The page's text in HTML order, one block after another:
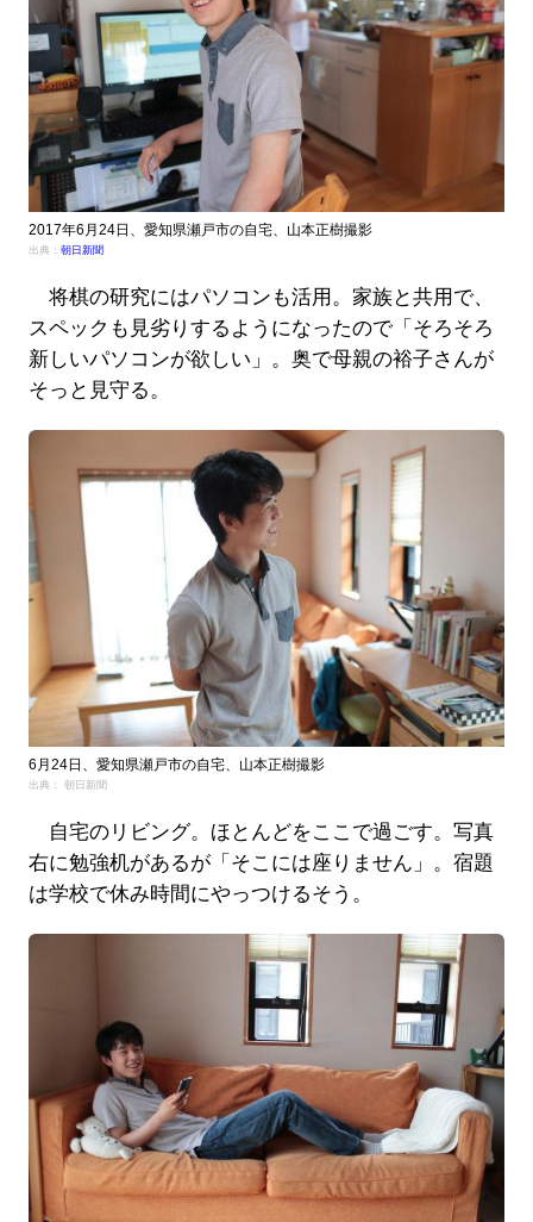
2017年6月24日、愛知県瀬戸市の自宅、山本正樹撮影
出典： 朝日新聞
将棋の研究にはパソコンも活用。家族と共用で、
スペックも見劣りするようになったので「そろそろ
新しいパソコンが欲しい」。奥で母親の裕子さんが
そっと見守る。
6月24日、愛知県瀬戸市の自宅、山本正樹撮影
出典： 朝日新聞
自宅のリビング。ほとんどをここで過ごす。写真
右に勉強机があるが「そこには座りません」。宿題
は学校で休み時間にやっつけるそう。